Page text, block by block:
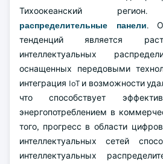
Тихоокеанский
распределительные панели.
тенденций является
интеллектуальных
оснащенных передовыми
интеграция IoT и возможности
что способствует
энергопотреблением в
того, прогресс в области
интеллектуальных сетей
интеллектуальных